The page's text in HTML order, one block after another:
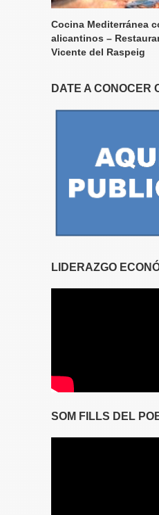
Cocina Mediterránea
alicantinos –
Vicente del Raspeig
DATE A CONOCER
LIDERAZGO
SOM FILLS DEL